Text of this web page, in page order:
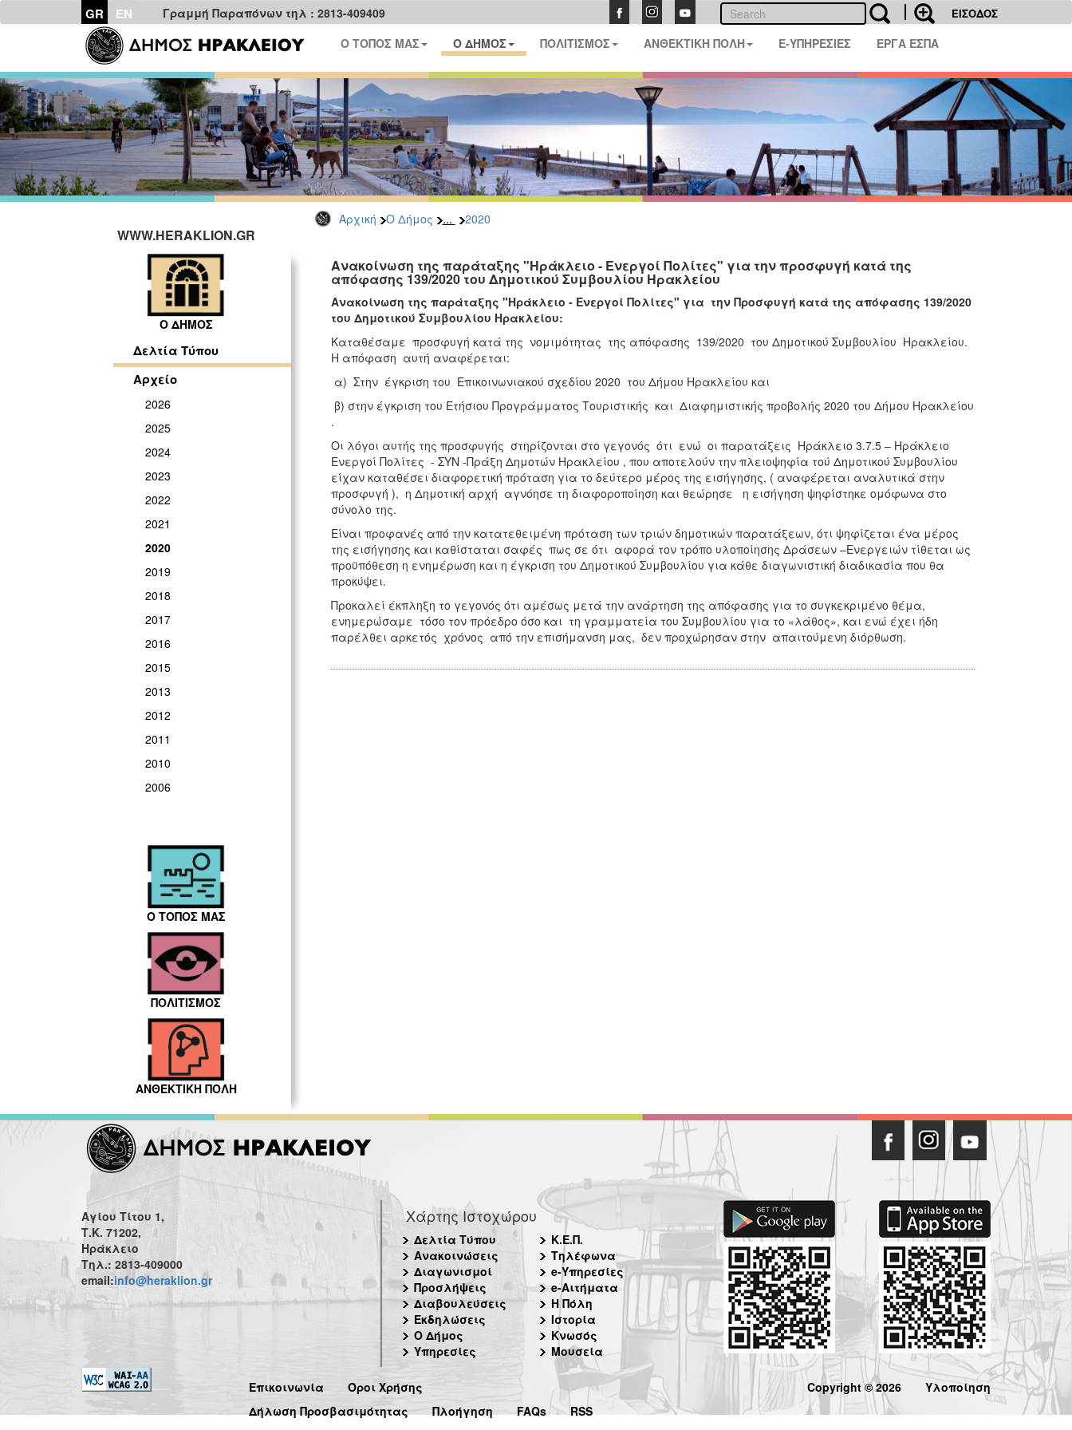
GR EN Γραμμή Παραπόνων τηλ : 2813-409409 ΕΙΣΟΔΟΣ
Ο ΤΟΠΟΣ ΜΑΣ Ο ΔΗΜΟΣ ΠΟΛΙΤΙΣΜΟΣ ΑΝΘΕΚΤΙΚΗ ΠΟΛΗ E-ΥΠΗΡΕΣΙΕΣ ΕΡΓΑ ΕΣΠΑ
Αρχική Ο Δήμος ... 2020
WWW.HERAKLION.GR
Ο ΔΗΜΟΣ
Δελτία Τύπου
Αρχείο
2026
2025
2024
2023
2022
2021
2020
2019
2018
2017
2016
2015
2013
2012
2011
2010
2006
Ο ΤΟΠΟΣ ΜΑΣ
ΠΟΛΙΤΙΣΜΟΣ
ΑΝΘΕΚΤΙΚΗ ΠΟΛΗ
Ανακοίνωση της παράταξης "Ηράκλειο - Ενεργοί Πολίτες" για την προσφυγή κατά της
απόφασης 139/2020 του Δημοτικού Συμβουλίου Ηρακλείου
Ανακοίνωση της παράταξης "Ηράκλειο - Ενεργοί Πολίτες" για την Προσφυγή κατά της απόφασης 139/2020
του Δημοτικού Συμβουλίου Ηρακλείου:
Καταθέσαμε προσφυγή κατά της νομιμότητας της απόφασης 139/2020 του Δημοτικού Συμβουλίου Ηρακλείου.
Η απόφαση αυτή αναφέρεται:
α) Στην έγκριση του Επικοινωνιακού σχεδίου 2020 του Δήμου Ηρακλείου και
β) στην έγκριση του Ετήσιου Προγράμματος Τουριστικής και Διαφημιστικής προβολής 2020 του Δήμου Ηρακλείου
.
Οι λόγοι αυτής της προσφυγής στηρίζονται στο γεγονός ότι ενώ οι παρατάξεις Ηράκλειο 3.7.5 – Ηράκλειο
Ενεργοί Πολίτες - ΣΥΝ -Πράξη Δημοτών Ηρακλείου , που αποτελούν την πλειοψηφία τού Δημοτικού Συμβουλίου
είχαν καταθέσει διαφορετική πρόταση για το δεύτερο μέρος της εισήγησης, ( αναφέρεται αναλυτικά στην
προσφυγή ), η Δημοτική αρχή αγνόησε τη διαφοροποίηση και θεώρησε η εισήγηση ψηφίστηκε ομόφωνα στο
σύνολο της.
Είναι προφανές από την κατατεθειμένη πρόταση των τριών δημοτικών παρατάξεων, ότι ψηφίζεται ένα μέρος
της εισήγησης και καθίσταται σαφές πως σε ότι αφορά τον τρόπο υλοποίησης Δράσεων –Ενεργειών τίθεται ως
προϋπόθεση η ενημέρωση και η έγκριση του Δημοτικού Συμβουλίου για κάθε διαγωνιστική διαδικασία που θα
προκύψει.
Προκαλεί έκπληξη το γεγονός ότι αμέσως μετά την ανάρτηση της απόφασης για το συγκεκριμένο θέμα,
ενημερώσαμε τόσο τον πρόεδρο όσο και τη γραμματεία του Συμβουλίου για το «λάθος», και ενώ έχει ήδη
παρέλθει αρκετός χρόνος από την επισήμανση μας, δεν προχώρησαν στην απαιτούμενη διόρθωση.
Αγίου Τίτου 1,
Τ.Κ. 71202,
Ηράκλειο
Τηλ.: 2813-409000
email:info@heraklion.gr
Χάρτης Ιστοχώρου
Δελτία Τύπου
Ανακοινώσεις
Διαγωνισμοί
Προσλήψεις
Διαβουλεύσεις
Εκδηλώσεις
Ο Δήμος
Υπηρεσίες
Κ.Ε.Π.
Τηλέφωνα
e-Υπηρεσίες
e-Αιτήματα
Η Πόλη
Ιστορία
Κνωσός
Μουσεία
Επικοινωνία
Όροι Χρήσης
Δήλωση Προσβασιμότητας
Πλοήγηση FAQs RSS
Copyright © 2026 Υλοποίηση